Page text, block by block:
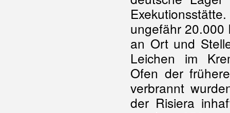
ungefähr 20.000
an Ort und
Leichen im
Ofen der
verbrannt
der Risiera